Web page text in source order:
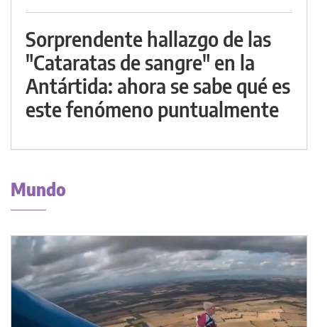
Sorprendente hallazgo de las
"Cataratas de sangre" en la
Antártida: ahora se sabe qué es
este fenómeno puntualmente
Mundo